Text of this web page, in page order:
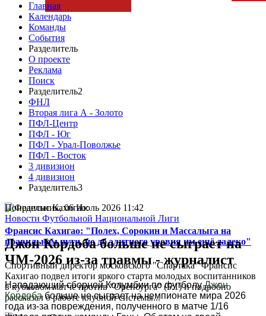
Главная
Календарь
Команды
События
Разделитель
О проекте
Реклама
Поиск
Разделитель2
ФНЛ
Вторая лига А - Золото
ПФЛ-Центр
ПФЛ - Юг
ПФЛ - Урал-Поволжье
ПФЛ - Восток
3 дивизион
4 дивизион
Разделитель3
Франсис Кахигао: "Полех, Сорокин и Массалыга на
правильном пути, но до элитного уровня им ещё далеко"
Спортивный директор московского "Спартака" Франсис
Кахигао подвел итоги яркого старта молодых воспитанников
в кубковом матче против "Оренбурга" (5:1) и подробно
рассказал о работе клубной системы...
Понедельник, 06 Июль 2026 11:42
Новости Футбольной Национальной Лиги
Джон Кордоба больше не сыграет на
ЧМ-2026 из-за травмы - журналист
Нападающий сборной Колумбии по футболуДжон
Кордобабольше не сыграет на чемпионате мира 2026
года из-за повреждения, полученного в матче 1/16